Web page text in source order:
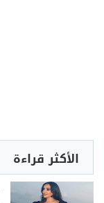
الأكثر قراءة